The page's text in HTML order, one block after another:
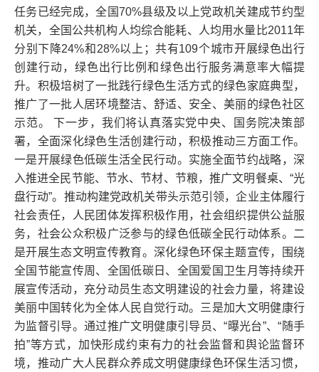
任务已经完成，全国70%县级及以上党政机关建成节约型
机关，全国公共机构人均综合能耗、人均用水量比2011年
分别下降24%和28%以上；共有109个城市开展绿色出行
创建行动，绿色出行比例和绿色出行服务满意率大幅提
升。积极培树了一批践行绿色生活方式的绿色家庭典型，
推广了一批人居环境整洁、舒适、安全、美丽的绿色社区
示范。 下一步，我们将认真落实党中央、国务院决策部
署，全面深化绿色生活创建行动，积极推动三方面工作。
一是开展绿色低碳生活全民行动。实施全面节约战略，深
入推进全民节能、节水、节材、节粮，推广文明餐桌、“光
盘行动”。推动构建党政机关带头示范引领，企业主体履行
社会责任，人民团体发挥积极作用，社会组织提供公益服
务，社会公众积极广泛参与的绿色低碳全民行动体系。二
是开展生态文明宣传教育。深化绿色环保主题宣传，围绕
全国节能宣传周、全国低碳日、全国爱国卫生月等持续开
展宣传活动，充分动员生态文明建设的社会力量，将建设
美丽中国转化为全体人民自觉行动。三是加大文明健康行
为监督引导。通过推广文明健康引导员、“曝光台”、“随手
拍”等方式，加快形成约束有力的社会监督和舆论监督环
境，推动广大人民群众养成文明健康绿色环保生活习惯，